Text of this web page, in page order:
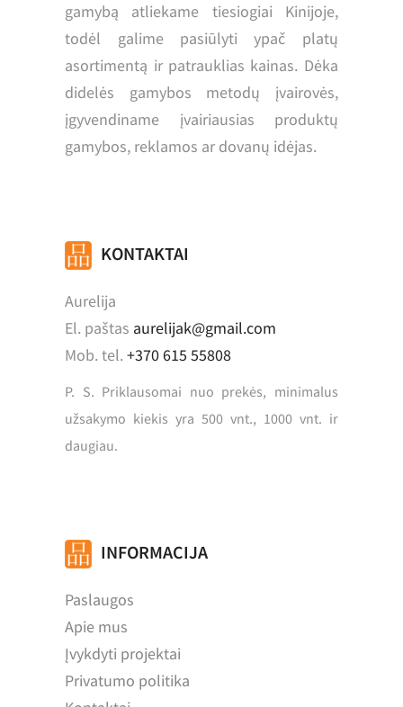
gamybą atliekame tiesiogiai Kinijoje,
todėl galime pasiūlyti ypač platų
asortimentą ir patrauklias kainas. Dėka
didelės gamybos metodų įvairovės,
įgyvendiname įvairiausias produktų
gamybos, reklamos ar dovanų idėjas.
KONTAKTAI
Aurelija
El. paštas aurelijak@gmail.com
Mob. tel.+370 615 55808
P. S. Priklausomai nuo prekės, minimalus
užsakymo kiekis yra 500 vnt., 1000 vnt. ir
daugiau.
INFORMACIJA
Paslaugos
Apie mus
Įvykdyti projektai
Privatumo politika